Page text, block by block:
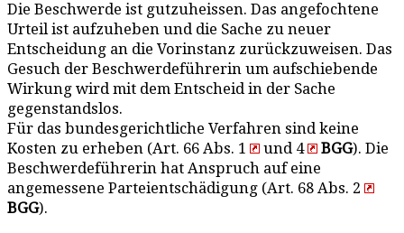
Die Beschwerde ist gutzuheissen. Das angefochtene
Urteil ist aufzuheben und die Sache zu neuer
Entscheidung an die Vorinstanz zurückzuweisen. Das
Gesuch der Beschwerdeführerin um aufschiebende
Wirkung wird mit dem Entscheid in der Sache
gegenstandslos.
Für das bundesgerichtliche Verfahren sind keine
Kosten zu erheben (Art. 66 Abs. 1
und 4 BGG). Die
Beschwerdeführerin hat Anspruch auf eine
angemessene Parteientschädigung (Art. 68 Abs. 2
BGG).